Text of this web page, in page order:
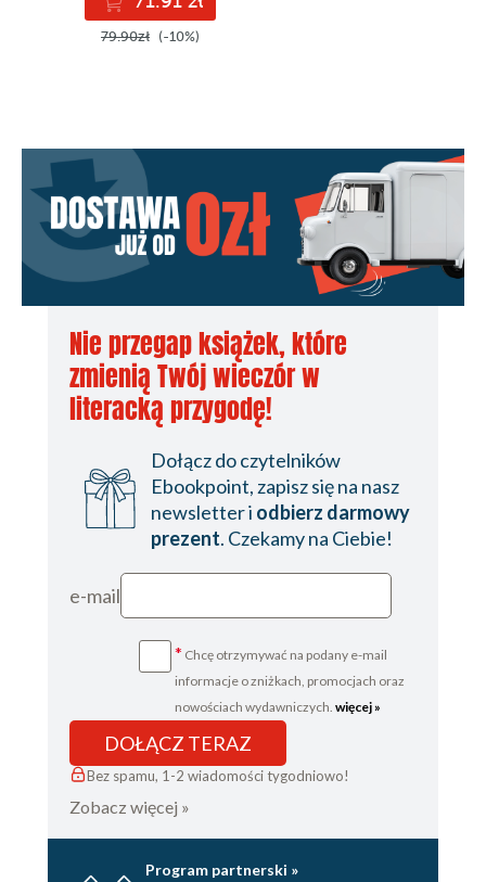
79.90zł (-10%)
Nie przegap książek, które
zmienią Twój wieczór w
literacką przygodę!
Dołącz do czytelników
Ebookpoint, zapisz się na nasz
newsletter i odbierz darmowy
prezent. Czekamy na Ciebie!
e-mail
* Chcę otrzymywać na podany e-mail
informacje o zniżkach, promocjach oraz
nowościach wydawniczych. więcej »
DOŁĄCZ TERAZ
Bez spamu, 1-2 wiadomości tygodniowo!
Zobacz więcej »
Program partnerski »